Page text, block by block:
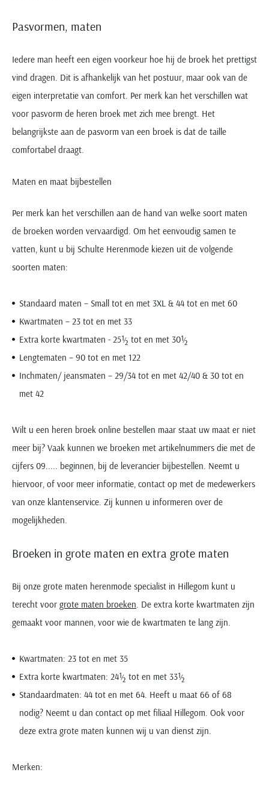
Pasvormen, maten
Iedere man heeft een eigen voorkeur hoe hij de broek het prettigst
vind dragen. Dit is afhankelijk van het postuur, maar ook van de
eigen interpretatie van comfort. Per merk kan het verschillen wat
voor pasvorm de heren broek met zich mee brengt. Het
belangrijkste aan de pasvorm van een broek is dat de taille
comfortabel draagt.
Maten en maat bijbestellen
Per merk kan het verschillen aan de hand van welke soort maten
de broeken worden vervaardigd. Om het eenvoudig samen te
vatten, kunt u bij Schulte Herenmode kiezen uit de volgende
soorten maten:
Standaard maten – Small tot en met 3XL & 44 tot en met 60
Kwartmaten – 23 tot en met 33
Extra korte kwartmaten - 25½ tot en met 30½
Lengtematen – 90 tot en met 122
Inchmaten/ jeansmaten – 29/34 tot en met 42/40 & 30 tot en
met 42
Wilt u een heren broek online bestellen maar staat uw maat er niet
meer bij? Vaak kunnen we broeken met artikelnummers die met de
cijfers 09..... beginnen, bij de leverancier bijbestellen. Neemt u
hiervoor, of voor meer informatie, contact op met de medewerkers
van onze klantenservice. Zij kunnen u informeren over de
mogelijkheden.
Broeken in grote maten en extra grote maten
Bij onze grote maten herenmode specialist in Hillegom kunt u
terecht voor grote maten broeken. De extra korte kwartmaten zijn
gemaakt voor mannen, voor wie de kwartmaten te lang zijn.
Kwartmaten: 23 tot en met 35
Extra korte kwartmaten: 24½ tot en met 33½
Standaardmaten: 44 tot en met 64. Heeft u maat 66 of 68
nodig? Neemt u dan contact op met filiaal Hillegom. Ook voor
deze extra grote maten kunnen wij u van dienst zijn.
Merken: